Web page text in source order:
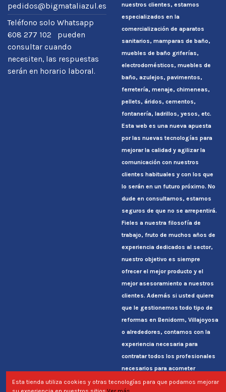
pedidos@bigmataliazul.es
Teléfono solo Whatsapp
608 277 102 pueden
consultar cuando
necesiten, las respuestas
serán en horario laboral.
nuestros clientes, estamos
especializados en la
comercialización de aparatos
sanitarios, mamparas de baño,
muebles de baño griferías,
electrodomésticos, muebles de
baño, azulejos, pavimentos,
ferretería, menaje, chimeneas,
pellets, áridos, cementos,
fontanería, ladrillos, yesos, etc.
Esta web es una nueva apuesta
por las nuevas tecnologías para
mejorar la calidad y agilizar la
comunicación con nuestros
clientes habituales y con los que
lo serán en un futuro próximo. No
dude en consultarnos, estamos
seguros de que no se arrepentirá.
Fieles a nuestra filosofía de
trabajo, fruto de muchos años de
experiencia dedicados al sector,
nuestro objetivo es siempre
ofrecer el mejor producto y el
mejor asesoramiento a nuestros
clientes. Además si usted quiere
que le gestionemos todo tipo de
reformas en Benidorm, Villajoyosa
o alrededores, contamos con la
experiencia necesaria para
contratar todos los profesionales
necesarios para acometer
cualquier reforma de baño o
Esta tienda utiliza cookies y otras tecnologías para que podamos mejorar